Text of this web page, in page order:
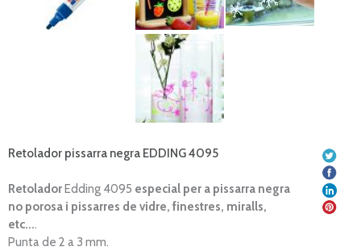
Retolador pissarra negra EDDING 4095
RetoladorEdding 4095 especial per a pissarra negra
no porosa i pissarres de vidre, finestres, miralls,
etc....
Punta de 2 a 3 mm.